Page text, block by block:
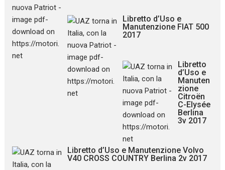
Libretto d’Uso e
Manutenzione FIAT 500
2017
Libretto
d’Uso e
Manuten
zione
Citroën
C-Elysée
Berlina
3v 2017
Libretto d’Uso e Manutenzione Volvo
V40 CROSS COUNTRY Berlina 2v 2017